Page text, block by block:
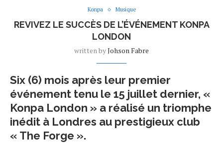
Konpa Musique
REVIVEZ LE SUCCÈS DE L’ÉVÉNEMENT KONPA
LONDON
written byJohson Fabre
Six (6) mois après leur premier
événement tenu le 15 juillet dernier, «
Konpa London » a réalisé un triomphe
inédit à Londres au prestigieux club
« The Forge ».